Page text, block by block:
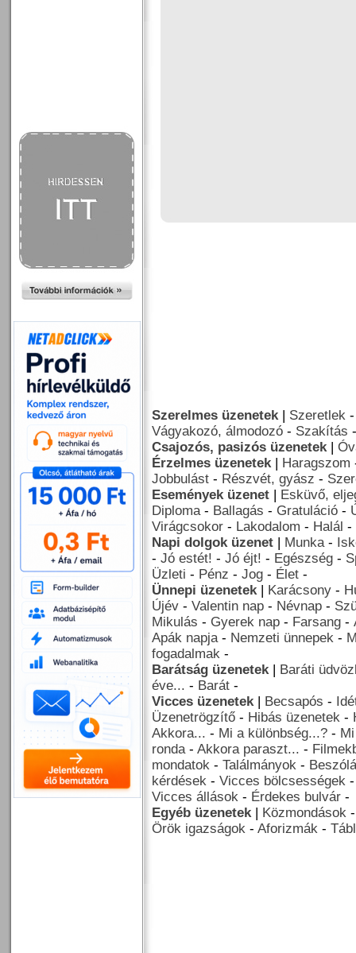
Szerelmes üzenetek| Szeretlek
Vágyakozó, álmodozó - Szakítás
Csajozós, pasizós üzenetek|
Érzelmes üzenetek| Haragszom
Jobbulást - Részvét, gyász -
Események üzenet | Esküvő,
Diploma- Ballagás - Gratuláció -
Virágcsokor - Lakodalom - Halál -
Napi dolgok üzenet | Munka-
- Jó estét! - Jó éjt! - Egészség -
Üzleti - Pénz - Jog - Élet -
Ünnepi üzenetek| Karácsony -
Újév - Valentin nap - Névnap -
Mikulás - Gyerek nap - Farsang -
Apák napja- Nemzeti ünnepek -
fogadalmak -
Barátság üzenetek| Baráti
éve... - Barát -
Vicces üzenetek| Becsapós -
Üzenetrögzítő - Hibás üzenetek -
Akkora... - Mi a különbség...? -
ronda- Akkora paraszt... -
mondatok - Találmányok -
kérdések - Vicces bölcsességek
Vicces állások - Érdekes bulvár -
Egyéb üzenetek| Közmondások
Örök igazságok - Aforizmák -